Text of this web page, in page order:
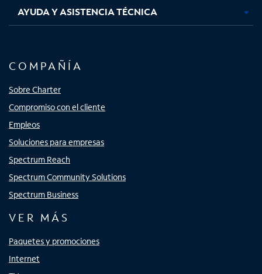
AYUDA Y ASISTENCIA TÉCNICA
COMPAÑÍA
Sobre Charter
Compromiso con el cliente
Empleos
Soluciones para empresas
Spectrum Reach
Spectrum Community Solutions
Spectrum Business
VER MÁS
Paquetes y promociones
Internet